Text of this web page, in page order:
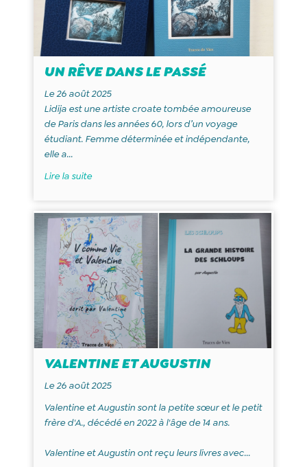
UN RÊVE DANS LE PASSÉ
Le 26 août 2025
Lidija est une artiste croate tombée amoureuse
de Paris dans les années 60, lors d’un voyage
étudiant. Femme déterminée et indépendante,
elle a...
Lire la suite
VALENTINE ET AUGUSTIN
Le 26 août 2025
Valentine et Augustin sont la petite sœur et le petit
frère d'A., décédé en 2022 à l'âge de 14 ans.
Valentine et Augustin ont reçu leurs livres avec...